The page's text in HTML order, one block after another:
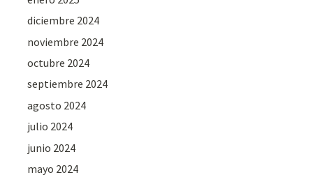
diciembre 2024
noviembre 2024
octubre 2024
septiembre 2024
agosto 2024
julio 2024
junio 2024
mayo 2024